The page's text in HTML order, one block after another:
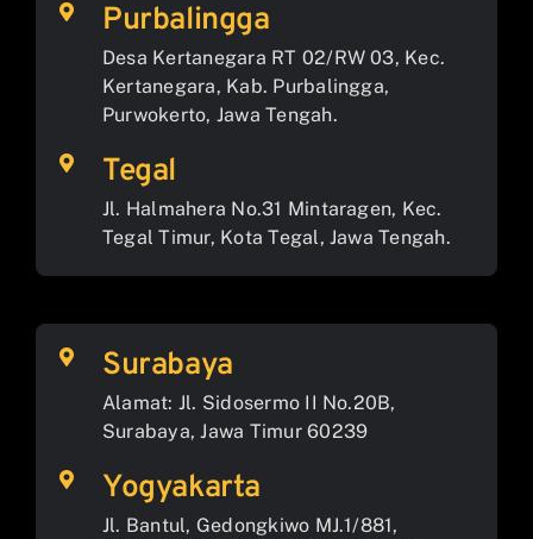
Purbalingga
Desa Kertanegara RT 02/RW 03, Kec.
Kertanegara, Kab. Purbalingga,
Purwokerto, Jawa Tengah.
Tegal
Jl. Halmahera No.31 Mintaragen, Kec.
Tegal Timur, Kota Tegal, Jawa Tengah.
Surabaya
Alamat: Jl. Sidosermo II No.20B,
Surabaya, Jawa Timur 60239
Yogyakarta
Jl. Bantul, Gedongkiwo MJ.1/881,